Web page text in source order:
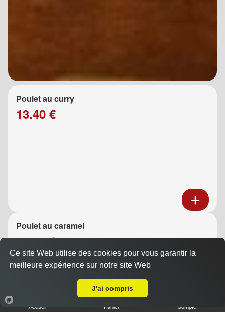
Poulet au curry
13.40 €
Poulet au caramel
13.40 €
Accueil Panier Compte
Ce site Web utilise des cookies pour vous garantir la
meilleure expérience sur notre site Web
J'ai compris